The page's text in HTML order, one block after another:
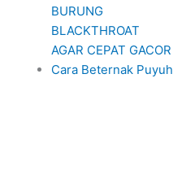
BURUNG
BLACKTHROAT
AGAR CEPAT GACOR
Cara Beternak Puyuh